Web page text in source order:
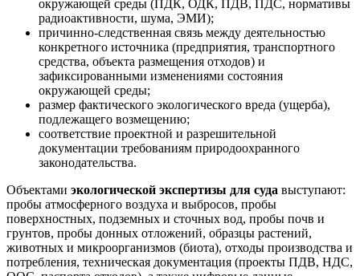
окружающей среды (ПДК, ОДК, ПДВ, ПДС, нормативы
радиоактивности, шума, ЭМИ);
причинно-следственная связь между деятельностью
конкретного источника (предприятия, транспортного
средства, объекта размещения отходов) и
зафиксированными изменениями состояния
окружающей среды;
размер фактического экологического вреда (ущерба),
подлежащего возмещению;
соответствие проектной и разрешительной
документации требованиям природоохранного
законодательства.
Объектами экологической экспертизы для суда выступают:
пробы атмосферного воздуха и выбросов, пробы
поверхностных, подземных и сточных вод, пробы почв и
грунтов, пробы донных отложений, образцы растений,
животных и микроорганизмов (биота), отходы производства и
потребления, техническая документация (проекты ПДВ, НДС,